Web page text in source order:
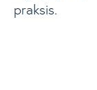
praksis.